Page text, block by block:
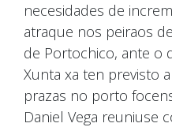
necesidades de
atraque nos peiraos
de Portochico, ante o
Xunta xa ten previsto
prazas no porto
Daniel Vega reuniuse